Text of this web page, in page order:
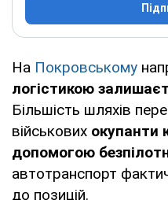
На Покровському
логістикою
Більшість шляхів
військових окупанти
допомогою
автотранспорт
до позицій.